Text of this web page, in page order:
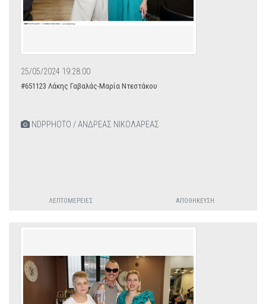
25/05/2024 19:28:00
#651123 Λάκης Γαβαλάς-Μαρία Ντεστάκου
NDPPHOTO / ΑΝΔΡΕΑΣ ΝΙΚΟΛΑΡΕΑΣ
ΛΕΠΤΟΜΈΡΕΙΕΣ ΑΠΟΘΉΚΕΥΣΗ